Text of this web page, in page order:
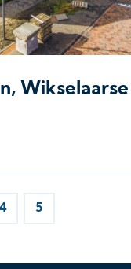
Wikselaarse
5